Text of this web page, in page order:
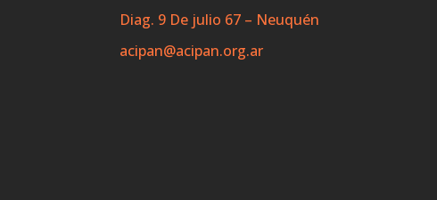
Diag. 9 De julio 67 – Neuquén
acipan@acipan.org.ar